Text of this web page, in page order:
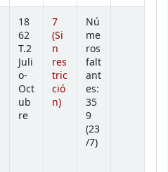
18
62
T.2
Juli
o-
Oct
ub
re
7
(Si
n
res
tric
ció
n)
Nú
me
ros
falt
ant
es:
35
9
(23
/7)